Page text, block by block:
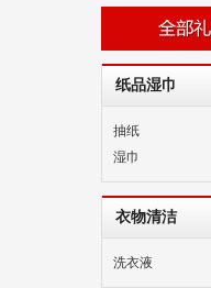
纸品湿巾
抽纸
湿巾
衣物清洁
洗衣液